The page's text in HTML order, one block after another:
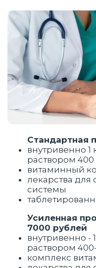
Стандартная
внутривенно
раствором 400
витаминный
лекарства для
системы
Усиленная
7000 рублей
внутривенно -
раствором
комплекс